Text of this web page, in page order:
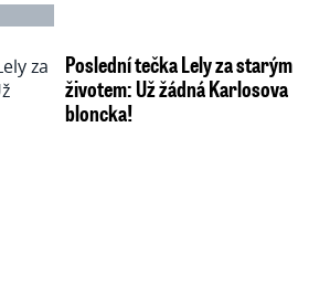
Poslední tečka Lely za starým
životem: Už žádná Karlosova
bloncka!